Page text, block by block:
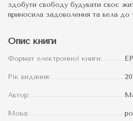
здобути свободу будувати своє
приносила задоволення та вела до
Опис книги
Формат електронної книги:
Рік видання:
Автор:
Мова: